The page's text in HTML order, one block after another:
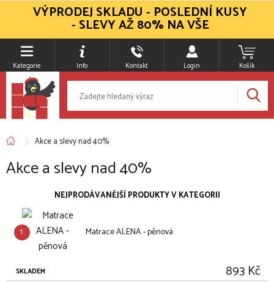
Kategorie Info Kontakt Login Košík
Akce a slevy nad 40%
Akce a slevy nad 40%
NEJPRODÁVANĚJŠÍ PRODUKTY V KATEGORII
1. Matrace ALENA - pěnová
SKLADEM 893 Kč
VÝPRODEJ SKLADU - POSLEDNÍ KUSY
- SLEVY AŽ 80% NA VŠE